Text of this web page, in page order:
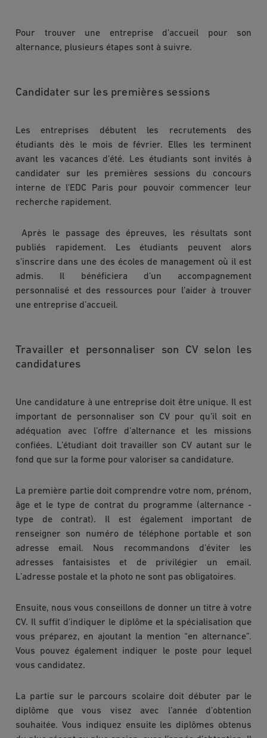
Pour trouver une entreprise d’accueil pour son
alternance, plusieurs étapes sont à suivre.
Candidater sur les premières sessions
Les entreprises débutent les recrutements des
étudiants dès le mois de février. Elles les terminent
avant les vacances d’été. Les étudiants sont invités à
candidater sur les premières sessions du concours
interne de l'EDC Paris pour pouvoir commencer leur
recherche rapidement.
Après le passage des épreuves, les résultats sont
publiés rapidement. Les étudiants peuvent alors
s’inscrire dans une des écoles de management où il est
admis. Il bénéficiera d’un accompagnement
personnalisé et des ressources pour l’aider à trouver
une entreprise d’accueil.
Travailler et personnaliser son CV selon les
candidatures
Une candidature à une entreprise doit être unique. Il est
important de personnaliser son CV pour qu’il soit en
adéquation avec l’offre d’alternance et les missions
confiées. L’étudiant doit travailler son CV autant sur le
fond que sur la forme pour valoriser sa candidature.
La première partie doit comprendre votre nom, prénom,
âge et le type de contrat du programme (alternance -
type de contrat). Il est également important de
renseigner son numéro de téléphone portable et son
adresse email. Nous recommandons d’éviter les
adresses fantaisistes et de privilégier un email.
L’adresse postale et la photo ne sont pas obligatoires.
Ensuite, nous vous conseillons de donner un titre à votre
CV. Il suffit d’indiquer le diplôme et la spécialisation que
vous préparez, en ajoutant la mention “en alternance”.
Vous pouvez également indiquer le poste pour lequel
vous candidatez.
La partie sur le parcours scolaire doit débuter par le
diplôme que vous visez avec l’année d’obtention
souhaitée. Vous indiquez ensuite les diplômes obtenus